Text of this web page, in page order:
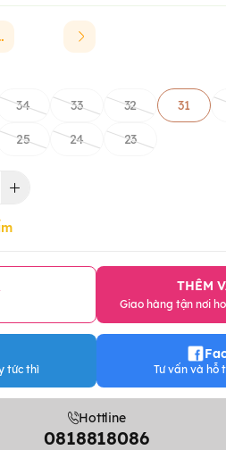
34 33 32 31
25 24 23
THÊM
Giao hàng tận nơi
tức thì Tư vấn và hỗ
Hottline
0818818086